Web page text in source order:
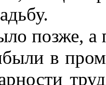
позже, а
в